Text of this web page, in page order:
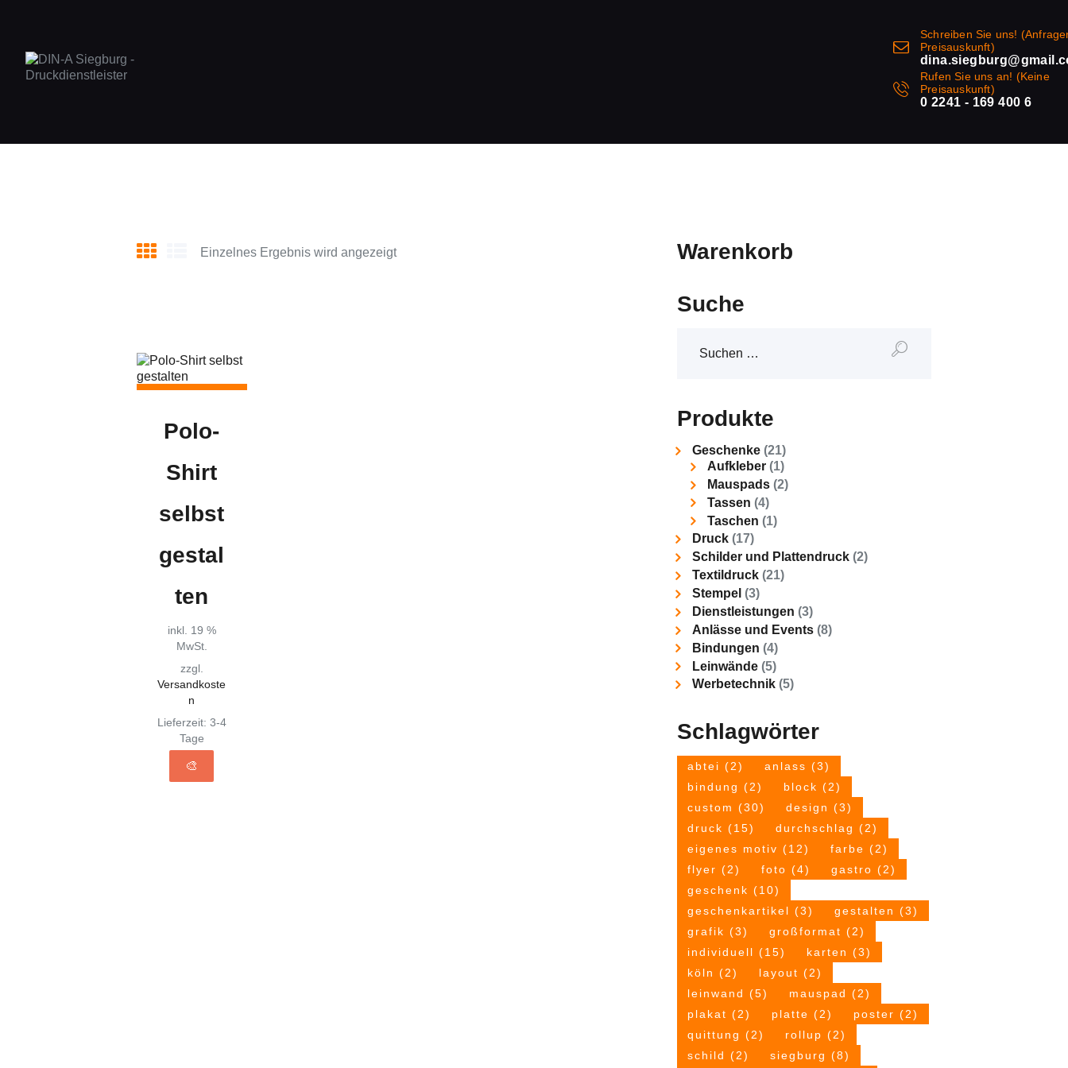
Schreiben Sie uns!
Preisauskunft)
Rufen Sie uns an! (Keine
Preisauskunft)
0 2241 - 169 400 6
Einzelnes Ergebnis wird angezeigt
Polo-
Shirt
selbst
gestal
ten
inkl. 19 %
MwSt.
zzgl.
Versandkoste
n
Lieferzeit: 3-4
Tage
🎨
Warenkorb
Suche
nach:
Produkte
Geschenke (21)
Aufkleber (1)
Mauspads (2)
Tassen (4)
Taschen (1)
Druck (17)
Schilder und Plattendruck (2)
Textildruck (21)
Stempel (3)
Dienstleistungen (3)
Anlässe und Events (8)
Bindungen (4)
Leinwände (5)
Werbetechnik (5)
Schlagwörter
abtei (2) anlass (3)
bindung (2) block (2)
custom (30) design (3)
druck (15) durchschlag (2)
eigenes motiv (12) farbe (2)
flyer (2) foto (4) gastro (2)
geschenk (10)
geschenkartikel (3) gestalten (3)
grafik (3) großformat (2)
individuell (15) karten (3)
köln (2) layout (2)
leinwand (5) mauspad (2)
plakat (2) platte (2) poster (2)
quittung (2) rollup (2)
schild (2) siegburg (8)